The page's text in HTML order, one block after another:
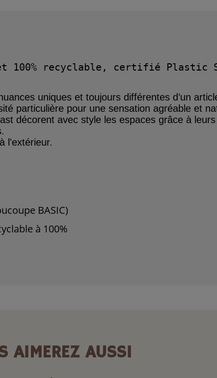
100% recyclable, certifié Plastic
uniques et toujours différentes d’un
particulière pour une sensation agréable et
décorent avec style les espaces grâce à
l'extérieur.
BASIC)
à 100%
AIMEREZ AUSSI